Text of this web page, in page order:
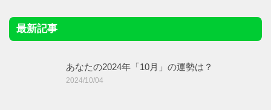
最新記事
あなたの2024年「10月」の運勢は？
2024/10/04